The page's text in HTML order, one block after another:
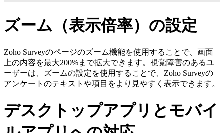
ズーム（表示倍率）の設定
Zoho Surveyのページのズーム機能を使用することで、画面
上の内容を最大200%まで拡大できます。視覚障害のあるユ
ーザーは、ズームの設定を使用することで、Zoho Surveyの
アンケートのテキストや項目をより見やすく表示できます。
デスクトップアプリとモバイ